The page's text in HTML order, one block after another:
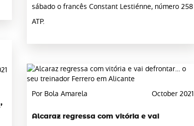
sábado o francês Constant Lestiénne, número 258
ATP.
Por Bola Amarela October 2021
Alcaraz regressa com vitória e vai